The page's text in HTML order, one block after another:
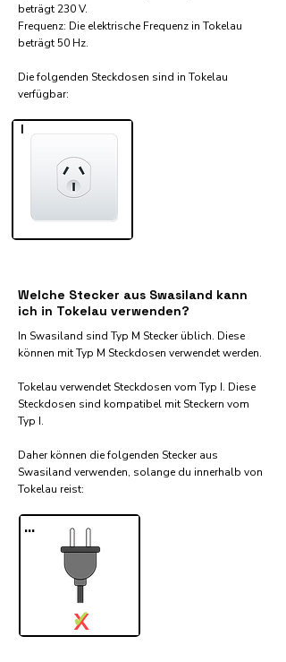
beträgt 230 V.
Frequenz: Die elektrische Frequenz in Tokelau
beträgt 50 Hz.
Die folgenden Steckdosen sind in Tokelau
verfügbar:​
I
Welche Stecker aus Swasiland kann
ich in Tokelau verwenden?
In Swasiland sind Typ M Stecker üblich. Diese
können mit Typ M Steckdosen verwendet werden.
Tokelau verwendet Steckdosen vom Typ I. Diese
Steckdosen sind kompatibel mit Steckern vom
Typ I.
Daher können die folgenden Stecker aus
Swasiland verwenden, solange du innerhalb von
Tokelau reist:​
...
X
✓